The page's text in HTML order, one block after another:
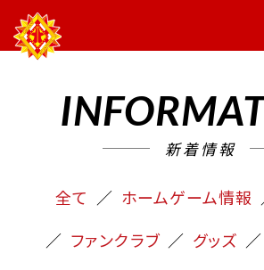
新着情報
全て ホームゲーム情報
ファンクラブ
グッズ